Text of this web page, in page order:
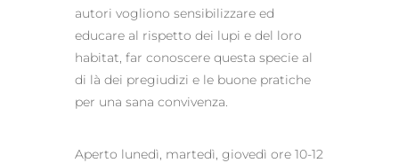
autori vogliono sensibilizzare ed
educare al rispetto dei lupi e del loro
habitat, far conoscere questa specie al
di là dei pregiudizi e le buone pratiche
per una sana convivenza.
Aperto lunedì, martedì, giovedì ore 10-12